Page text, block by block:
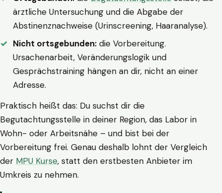
ärztliche Untersuchung und die Abgabe der
Abstinenznachweise (Urinscreening, Haaranalyse).
Nicht ortsgebunden: die Vorbereitung.
Ursachenarbeit, Veränderungslogik und
Gesprächstraining hängen an dir, nicht an einer
Adresse.
Praktisch heißt das: Du suchst dir die
Begutachtungsstelle in deiner Region, das Labor in
Wohn- oder Arbeitsnähe – und bist bei der
Vorbereitung frei. Genau deshalb lohnt der Vergleich
der MPU Kurse, statt den erstbesten Anbieter im
Umkreis zu nehmen.